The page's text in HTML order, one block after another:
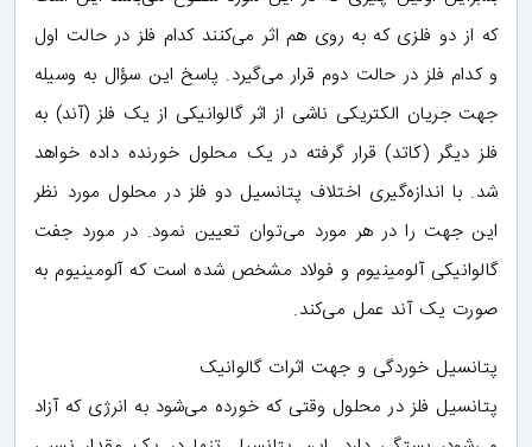
که از دو فلزی که به روی هم اثر می‌کنند کدام فلز در حالت اول
و کدام فلز در حالت دوم قرار می‌گیرد. پاسخ این سؤال به وسیله
جهت جریان الکتریکی ناشی از اثر گالوانیکی از یک فلز (آند) به
فلز دیگر (کاتد) قرار گرفته در یک محلول خورنده داده خواهد
شد. با اندازه‌گیری اختلاف پتانسیل دو فلز در محلول مورد نظر
این جهت را در هر مورد می‌توان تعیین نمود. در مورد جفت
گالوانیکی آلومینیوم و فولاد مشخص شده است که آلومینیوم به
صورت یک آند عمل می‌کند.
پتانسیل خوردگی و جهت اثرات گالوانیک
پتانسیل فلز در محلول وقتی که خورده می‌شود به انرژی که آزاد